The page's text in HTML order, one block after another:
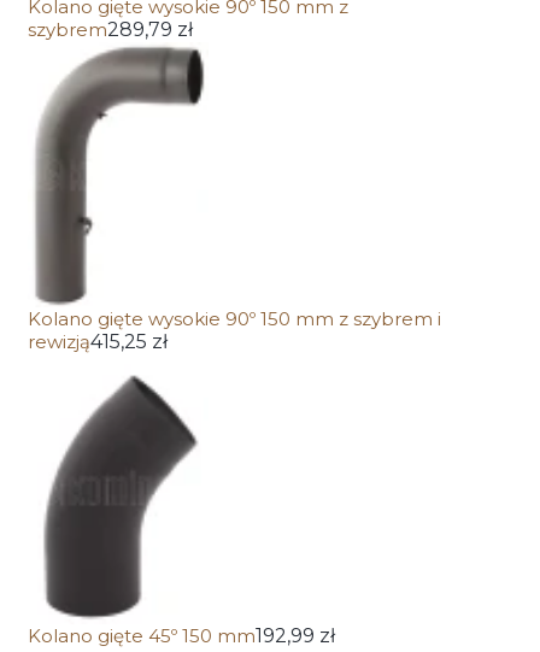
Kolano gięte wysokie 90º 150 mm z
szybrem289,79 zł
Kolano gięte wysokie 90º 150 mm z szybrem i
rewizją415,25 zł
Kolano gięte 45º 150 mm192,99 zł